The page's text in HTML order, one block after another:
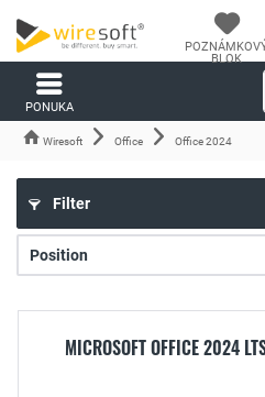
BLOK
PONUKA
Wiresoft Office Office 2024
Filter
MICROSOFT OFFICE 2024